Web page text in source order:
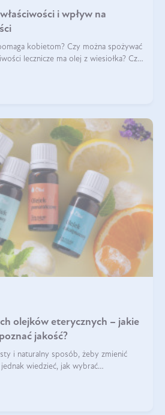
i wpływ na
kobietom? Czy można spożywać
lecznicze ma olej z wiesiołka? Czy
olejków eterycznych – jakie
jakość?
i naturalny sposób, żeby zmienić
wiedzieć, jak wybrać